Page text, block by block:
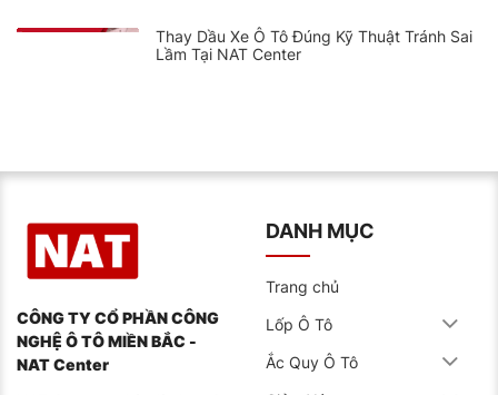
Thay Dầu Xe Ô Tô Đúng Kỹ Thuật Tránh Sai
Lầm Tại NAT Center
CÔNG TY CỔ PHẦN CÔNG
NGHỆ Ô TÔ MIỀN BẮC -
NAT Center
DANH MỤC
Trang chủ
Lốp Ô Tô
Ắc Quy Ô Tô